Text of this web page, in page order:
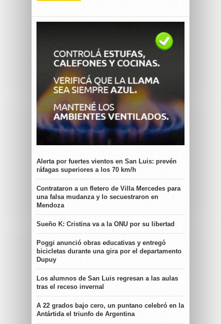
Alerta por fuertes vientos en San Luis: prevén
ráfagas superiores a los 70 km/h
Contrataron a un fletero de Villa Mercedes para
una falsa mudanza y lo secuestraron en
Mendoza
Sueño K: Cristina va a la ONU por su libertad
Poggi anunció obras educativas y entregó
bicicletas durante una gira por el departamento
Dupuy
Los alumnos de San Luis regresan a las aulas
tras el receso invernal
A 22 grados bajo cero, un puntano celebró en la
Antártida el triunfo de Argentina